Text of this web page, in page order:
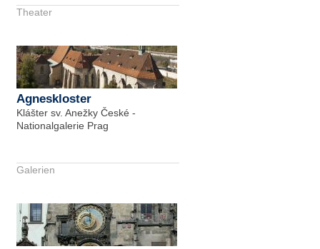
Theater
Agneskloster
Klášter sv. Anežky České -
Nationalgalerie Prag
Galerien